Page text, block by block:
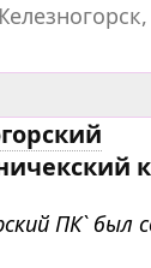
ПК` был